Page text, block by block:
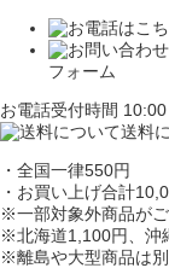
フォーム
お電話受付時間
送料
・全国一律550円
・お買い上げ合計
※一部対象外商品がご
※北海道1,100円
、
※離島や大型商品は別